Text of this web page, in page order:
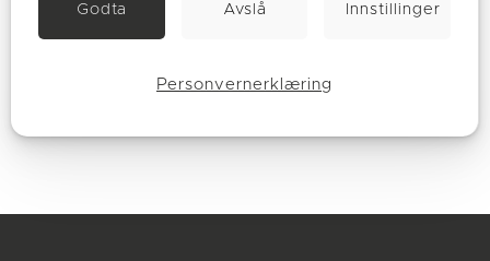
to tredjedeler
Godta Avslå Innstillinger
Personvernerklæring